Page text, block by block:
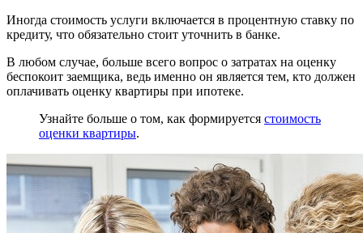
Иногда стоимость услуги включается в процентную ставку по
кредиту, что обязательно стоит уточнить в банке.
В любом случае, больше всего вопрос о затратах на оценку
беспокоит заемщика, ведь именно он является тем, кто должен
оплачивать оценку квартиры при ипотеке.
Узнайте больше о том, как формируется стоимость
оценки квартиры.